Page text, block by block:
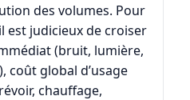
des volumes. Pour
est judicieux de croiser
(bruit, lumière,
coût global d’usage
chauffage,